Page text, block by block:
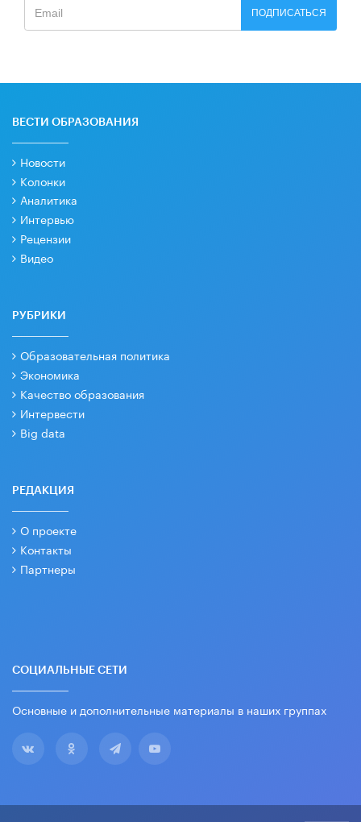
ПОДПИСАТЬСЯ
ВЕСТИ ОБРАЗОВАНИЯ
Новости
Колонки
Аналитика
Интервью
Рецензии
Видео
РУБРИКИ
Образовательная политика
Экономика
Качество образования
Интервести
Big data
РЕДАКЦИЯ
О проекте
Контакты
Партнеры
СОЦИАЛЬНЫЕ СЕТИ
Основные и дополнительные материалы в наших группах